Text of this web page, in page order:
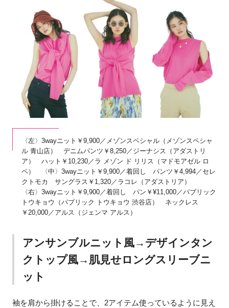
〈左〉3wayニット￥9,900／メゾンスペシャル（メゾンスペシャ
ル 青山店） デニムパンツ￥8,250／ジーナシス（アダストリ
ア） ハット￥10,230／ラ メゾン ド リリス（マドモアゼル ロ
ペ） 〈中〉3wayニット￥9,900／着回し パンツ￥4,994／セレ
クトモカ サングラス￥1,320／ラコレ（アダストリア）
〈右〉3wayニット￥9,900／着回し パン￥¥11,000／パブリック
トウキョウ（パブリック トウキョウ 渋谷店） ネックレス
￥20,000／アルス（ジェンマ アルス）
アンサンブルニット風→デザインタン
クトップ風→肌見せロングスリーブニ
ット
袖を肩から掛けることで、2アイテム使っているように見え